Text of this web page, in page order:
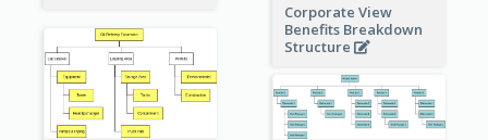
Corporate View
Benefits Breakdown
Structure